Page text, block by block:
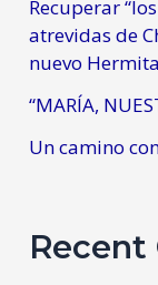
Recuperar
atrevidas de
nuevo
“MARÍA,
Un camino